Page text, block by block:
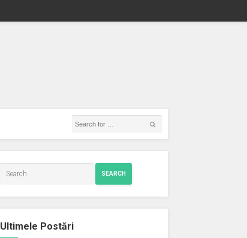
SEARCH
Ultimele Postări